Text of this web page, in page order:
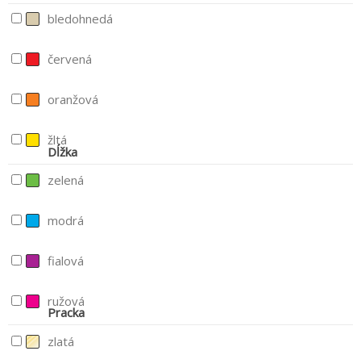
bledohnedá
červená
oranžová
žltá
zelená
modrá
fialová
ružová
zlatá
Dĺžka
Pracka